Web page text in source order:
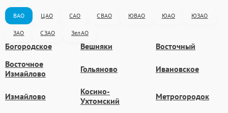
ВАО ЦАО САО СВАО ЮВАО ЮАО ЮЗАО
ЗАО СЗАО ЗелАО
Богородское Вешняки
Восточный
Восточное
Измайлово
Гольяново Ивановское
Измайлово
Косино-
Ухтомский
Метрогородок